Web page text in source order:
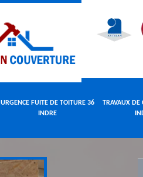
URGENCE FUITE DE TOITURE 36
INDRE
TRAVAUX DE